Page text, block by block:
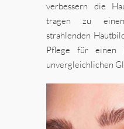
verbessern die
tragen zu
strahlenden
Pflege für einen
unvergleichlichen